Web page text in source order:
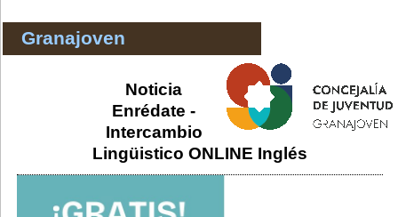
Granajoven
Noticia
Enrédate -
Intercambio
Lingüistico ONLINE Inglés